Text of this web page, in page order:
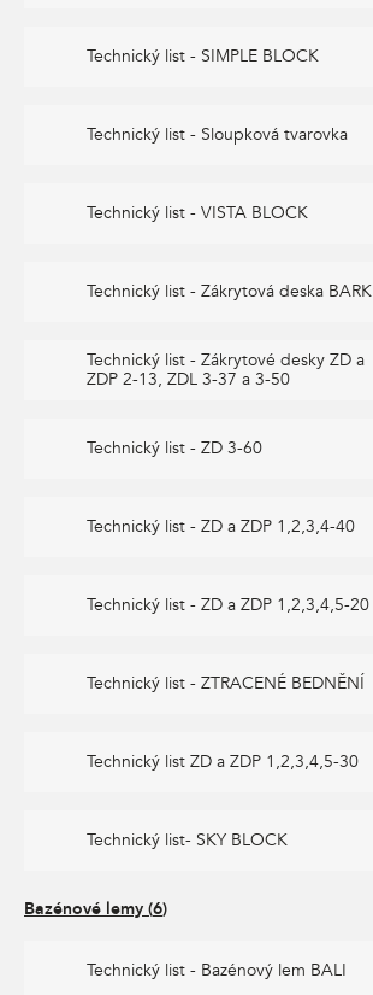
Technický list - SIMPLE BLOCK
Technický list - Sloupková tvarovka
Technický list - VISTA BLOCK
Technický list - Zákrytová deska BARK
Technický list - Zákrytové desky ZD a
ZDP 2-13, ZDL 3-37 a 3-50
Technický list - ZD 3-60
Technický list - ZD a ZDP 1,2,3,4-40
Technický list - ZD a ZDP 1,2,3,4,5-20
Technický list - ZTRACENÉ BEDNĚNÍ
Technický list ZD a ZDP 1,2,3,4,5-30
Technický list- SKY BLOCK
Bazénové lemy (6)
Technický list - Bazénový lem BALI